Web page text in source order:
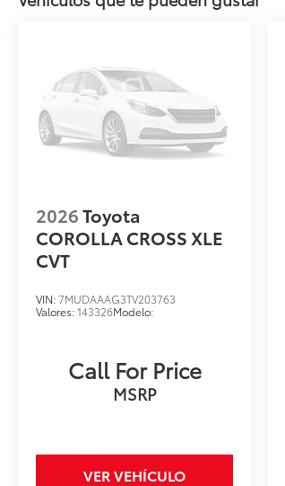
2026Toyota
COROLLA CROSS XLE
CVT
VIN:7MUDAAAG3TV203763
Valores:143326Modelo:
Call For Price
MSRP
VER VEHÍCULO